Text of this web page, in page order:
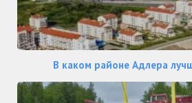
В каком районе Адлера